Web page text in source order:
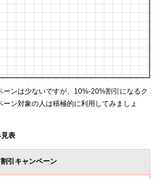
ンは少ないですが、10%-20%割引になるク
ン対象の人は積極的に利用してみましょ
表
割引キャンペーン